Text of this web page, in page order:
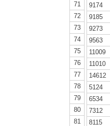
71
72
73
74
75
76
77
78
79
80
81
9174
9185
9273
9563
11009
11010
14612
5124
6534
7312
8115